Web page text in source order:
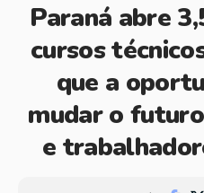
Paraná abre
cursos
que a
mudar o
e